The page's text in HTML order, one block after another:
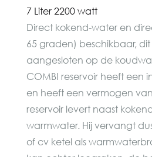
7 Liter 2200 watt
Direct kokend-water en
65 graden) beschikbaar,
aangesloten op de
COMBI reservoir heeft een
en heeft een vermogen
reservoir levert naast
warmwater. Hij vervangt
of cv ketel als